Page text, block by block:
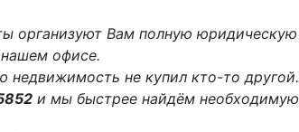
организуют Вам полную юридическую
офисе.
не купил кто-то другой.
и мы быстрее найдём необходимую